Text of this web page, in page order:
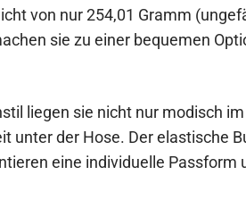
von nur 254,01 Gramm
sie zu einer bequemen
liegen sie nicht nur modisch im
unter der Hose. Der elastische
eine individuelle Passform